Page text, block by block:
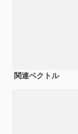
関連ベクトル